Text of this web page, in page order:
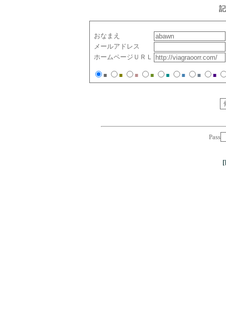
おなまえ
メールアドレス
ホームページＵＲＬ
■ ■ ■ ■ ■ ■ ■ ■
Pass
[